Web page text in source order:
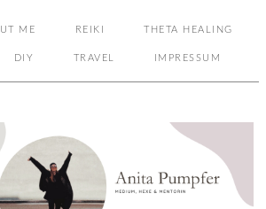
ME REIKI THETA HEALING
DIY TRAVEL IMPRESSUM